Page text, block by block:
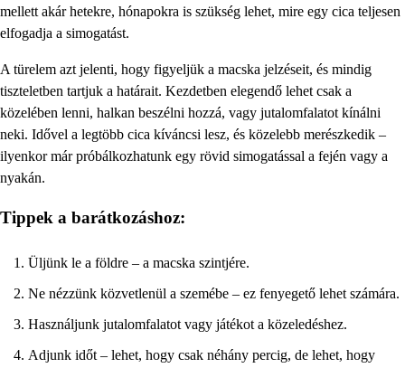
mellett akár hetekre, hónapokra is szükség lehet, mire egy cica teljesen
elfogadja a simogatást.
A türelem azt jelenti, hogy figyeljük a macska jelzéseit, és mindig
tiszteletben tartjuk a határait. Kezdetben elegendő lehet csak a
közelében lenni, halkan beszélni hozzá, vagy jutalomfalatot kínálni
neki. Idővel a legtöbb cica kíváncsi lesz, és közelebb merészkedik –
ilyenkor már próbálkozhatunk egy rövid simogatással a fején vagy a
nyakán.
Tippek a barátkozáshoz:
Üljünk le a földre – a macska szintjére.
Ne nézzünk közvetlenül a szemébe – ez fenyegető lehet számára.
Használjunk jutalomfalatot vagy játékot a közeledéshez.
Adjunk időt – lehet, hogy csak néhány percig, de lehet, hogy